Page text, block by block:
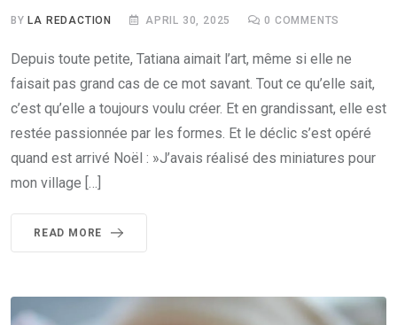
BYLA REDACTION APRIL 30, 2025 0 COMMENTS
Depuis toute petite, Tatiana aimait l’art, même si elle ne
faisait pas grand cas de ce mot savant. Tout ce qu’elle sait,
c’est qu’elle a toujours voulu créer. Et en grandissant, elle est
restée passionnée par les formes. Et le déclic s’est opéré
quand est arrivé Noël : »J’avais réalisé des miniatures pour
mon village […]
READ MORE